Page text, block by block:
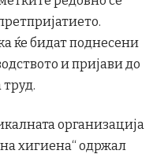
ќе бидат поднесени
и пријави до
организација
хигиена“ одржал